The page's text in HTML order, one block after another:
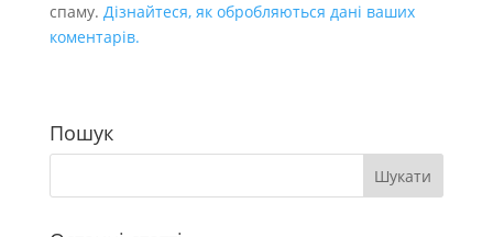
спаму. Дізнайтеся, як обробляються дані ваших
коментарів.
Пошук